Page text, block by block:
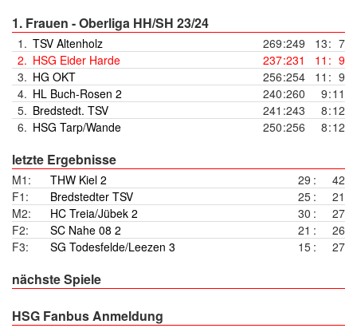
1. Frauen - Oberliga HH/SH 23/24
1. TSV Altenholz 269:249 13: 7
2. HSG Eider Harde 237:231 11 : 9
3. HG OKT 256:254 11 : 9
4. HL Buch-Rosen 2 240:260 9:11
5. Bredstedt. TSV 241 :243 8:12
6. HSG Tarp/Wande 250:256 8:12
letzte Ergebnisse
M1: THW Kiel 2 29 :
42
F1:
Bredstedter TSV 25 :
21
M2:
HC Treia/Jübek 2 30 :
27
F2:
SC Nahe 08 2 21 :
26
F3:
SG Todesfelde/Leezen 3 15 : 27
nächste Spiele
HSG Fanbus Anmeldung